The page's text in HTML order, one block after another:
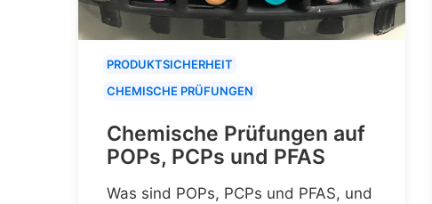
PRODUKTSICHERHEIT
CHEMISCHE PRÜFUNGEN
Chemische Prüfungen auf
POPs, PCPs und PFAS
Was sind POPs, PCPs und PFAS, und